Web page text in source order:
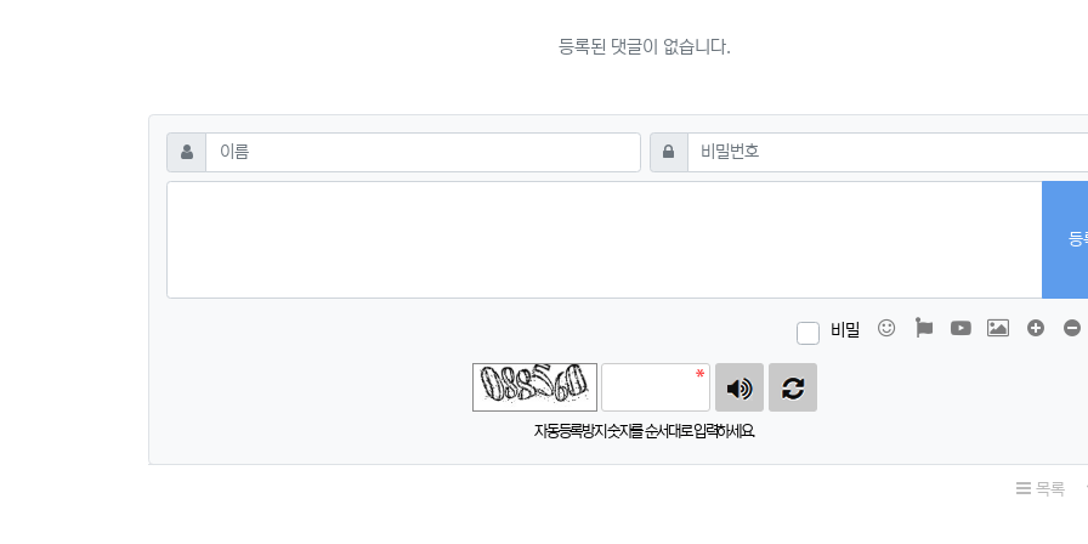
등록된 댓글이 없습니다.
댓글쓰기
이름 필수 비밀번호필수
등
비밀 이모티콘폰트어썸동영상 이미지 댓글
자동등록방지 숫자를 순서대로 입력하세요.
목록